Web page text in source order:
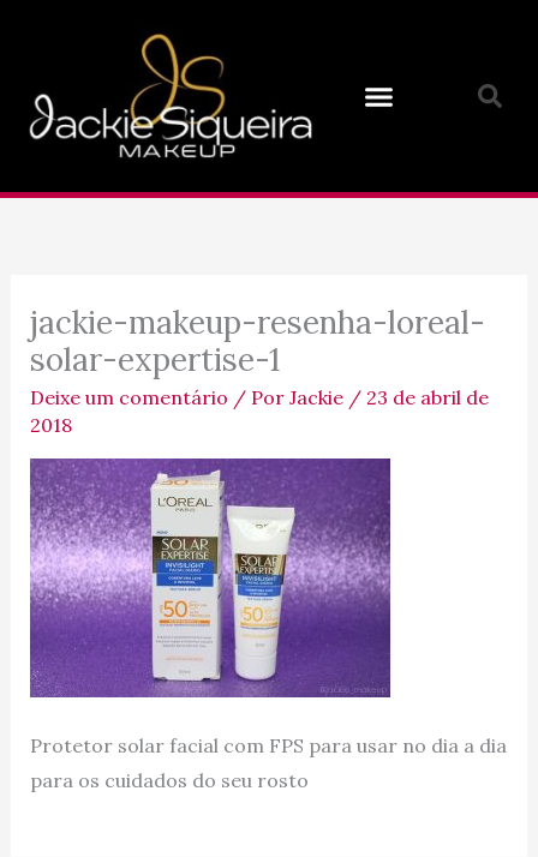
conteúdo
jackie-makeup-resenha-loreal-
solar-expertise-1
Deixe um comentário / Por Jackie / 23 de abril de
2018
Protetor solar facial com FPS para usar no dia a dia
para os cuidados do seu rosto